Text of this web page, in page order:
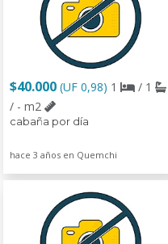
$40.000 (UF 0,98) 1
/ 1
/ - m2
cabaña por día
hace 3 años en Quemchi